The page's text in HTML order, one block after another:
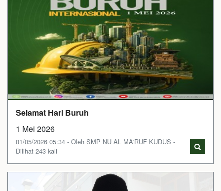
Selamat Hari Buruh
1 Mei 2026
01/05/2026 05:34 - Oleh SMP NU AL MA'RUF KUDUS -
Dilihat 243 kali